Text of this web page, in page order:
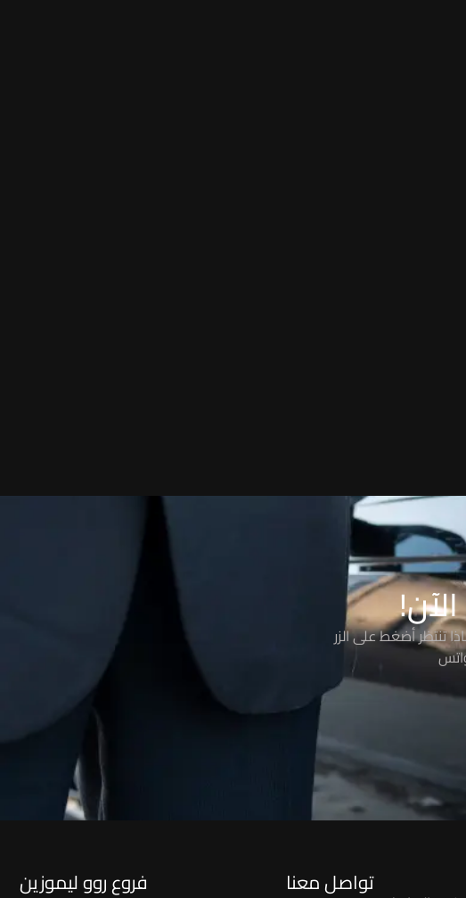
تنتظر أضغط على الزر
تواصل معنا فروع روو ليموزين